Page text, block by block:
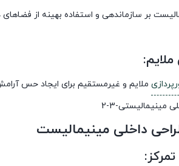
بر سازماندهی و استفاده بهینه از
ملایم:
ملایم و غیرمستقیم برای ایجاد حس
داخلی مینیمالیست